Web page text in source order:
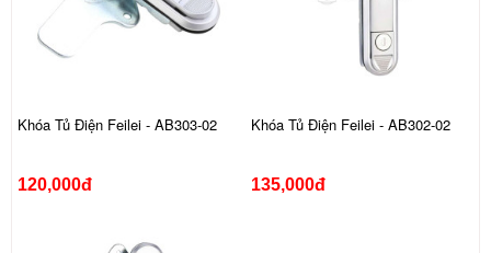
Khóa Tủ Điện Feilei - AB303-02
120,000đ
Khóa Tủ Điện Feilei - AB302-02
135,000đ